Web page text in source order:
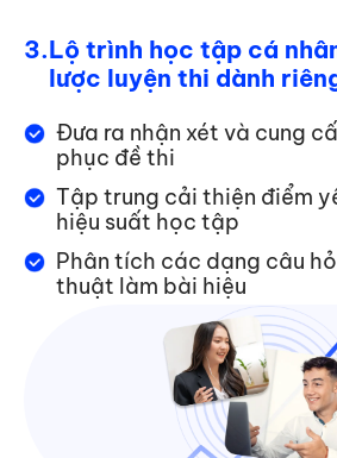
3.Lộ trình học tập cá
lược luyện thi dành
Đưa ra nhận xét và cung
phục đề thi
Tập trung cải thiện điểm
hiệu suất học tập
Phân tích các dạng câu
thuật làm bài hiệu